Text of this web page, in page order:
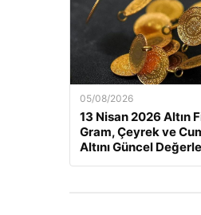
05/08/2026
13 Nisan 2026 Altın
Gram, Çeyrek ve
Altını Güncel